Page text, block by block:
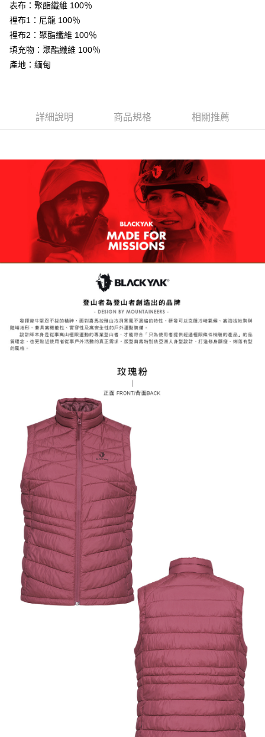
１．簡單：不需註冊會員、不需綁卡、不需儲值。
２．便利：只要手機號碼，簡訊認證，即可結帳。
３．安心：先確認商品／服務後，再付款。
【「AFTEE先享後付」結帳流程】
１．於結帳方式選擇「AFTEE先享後付」後，將跳轉至「AFTEE先享後付」
※ 請注意：結帳手續完成當下不需立刻繳費，但若您需要取消訂單，請聯絡
是否繳費成功／繳費後需取消欲退款等相關疑問，請聯繫「AFTEE先享後付
客戶支援中心」https://netprotections.freshdesk.com/support/home
【注意事項】
１．透過由恩沛科技股份有限公司提供之「AFTEE先享後付」服務完成之交
易，需依本服務之必要範圍內提供個人資料，並將交易相關給付款項請求債
權轉讓予恩沛科技股份有限公司。
２．關於個人資料處理事宜，請瀏覽以下網址：
https://aftee.tw/terms/#terms3
３．未成年的使用者請事先徵得法定代理人或監護人之同意方可使用
「AFTEE先享後付」，若未經同意申辦者引起之損失，本公司不負相關責
４．使用「AFTEE先享後付」時，將依據個別帳號之用戶狀況，依本公司即
請求用戶進行身份認證。
５．嚴禁一人註冊多個帳號或使用他人資訊註冊。若發現惡意使用之情形，
恩沛科技股份有限公司將有權停止該用戶之使用額度並採取法律行動。
運送方式
全家取貨付款
每筆NT$60，滿NT$599(含以上)免運費
付款後全家取貨
每筆NT$60，滿NT$799(含以上)免運費
7-11取貨付款
每筆NT$60，滿NT$799(含以上)免運費
付款後7-11取貨
每筆NT$60，滿NT$799(含以上)免運費
宅配
每筆NT$70，滿NT$799(含以上)免運費
表布：聚酯纖維 100％
裡布1：尼龍 100％
裡布2：聚酯纖維 100％
填充物：聚酯纖維 100％
產地：緬甸
詳細說明 商品規格 相關推薦